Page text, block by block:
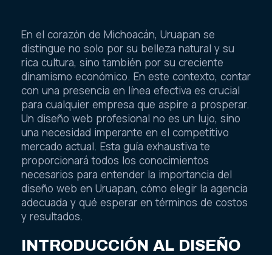
En el corazón de Michoacán, Uruapan se
distingue no solo por su belleza natural y su
rica cultura, sino también por su creciente
dinamismo económico. En este contexto, contar
con una presencia en línea efectiva es crucial
para cualquier empresa que aspire a prosperar.
Un diseño web profesional no es un lujo, sino
una necesidad imperante en el competitivo
mercado actual. Esta guía exhaustiva te
proporcionará todos los conocimientos
necesarios para entender la importancia del
diseño web en Uruapan, cómo elegir la agencia
adecuada y qué esperar en términos de costos
y resultados.
INTRODUCCIÓN AL DISEÑO